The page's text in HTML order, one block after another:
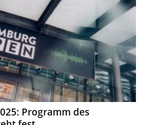
Programm des